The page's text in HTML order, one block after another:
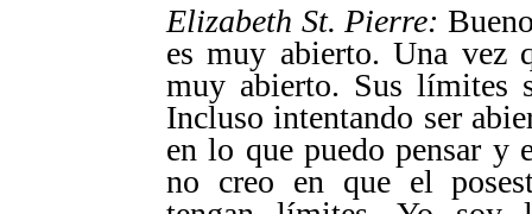
Elizabeth St. Pierre:
es muy abierto. Una vez
muy abierto. Sus límites
Incluso intentando ser
en lo que puedo pensar y
no creo en que el